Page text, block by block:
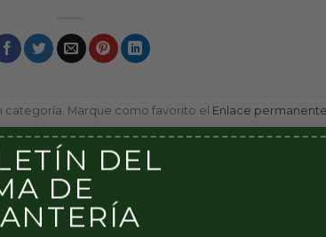
DEL
DE
categoría. Marque como favorito el Enlace permanente